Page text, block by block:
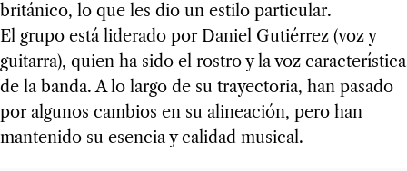
británico, lo que les dio un estilo particular.
El grupo está liderado por Daniel Gutiérrez (voz y
guitarra), quien ha sido el rostro y la voz característica
de la banda. A lo largo de su trayectoria, han pasado
por algunos cambios en su alineación, pero han
mantenido su esencia y calidad musical.